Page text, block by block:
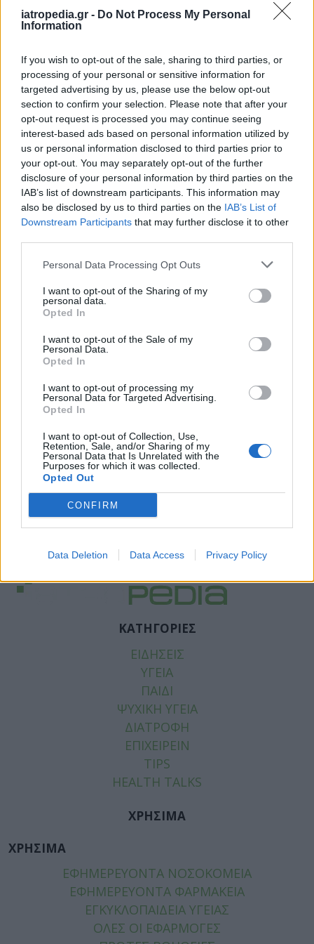
iatropedia.gr - Do Not Process My Personal
Information
If you wish to opt-out of the sale, sharing to third parties, or
processing of your personal or sensitive information for
targeted advertising by us, please use the below opt-out
section to confirm your selection. Please note that after your
opt-out request is processed you may continue seeing
interest-based ads based on personal information utilized by
us or personal information disclosed to third parties prior to
your opt-out. You may separately opt-out of the further
disclosure of your personal information by third parties on the
IAB’s list of downstream participants. This information may
also be disclosed by us to third parties on the IAB’s List of
Downstream Participants that may further disclose it to other
Personal Data Processing Opt Outs
I want to opt-out of the Sharing of my
personal data.
Opted In
I want to opt-out of the Sale of my
Personal Data.
Opted In
I want to opt-out of processing my
Personal Data for Targeted Advertising.
Opted In
I want to opt-out of Collection, Use,
Retention, Sale, and/or Sharing of my
Personal Data that Is Unrelated with the
Purposes for which it was collected.
Opted Out
CONFIRM
Data Deletion Data Access Privacy Policy
ΚΑΤΗΓΟΡΙΕΣ
ΕΙΔΗΣΕΙΣ
ΥΓΕΙΑ
ΠΑΙΔΙ
ΨΥΧΙΚΗ ΥΓΕΙΑ
ΔΙΑΤΡΟΦΗ
ΕΠΙΧΕΙΡΕΙΝ
TIPS
HEALTH TALKS
ΧΡΗΣΙΜΑ
ΧΡΗΣΙΜΑ
ΕΦΗΜΕΡΕΥΟΝΤΑ ΝΟΣΟΚΟΜΕΙΑ
ΕΦΗΜΕΡΕΥΟΝΤΑ ΦΑΡΜΑΚΕΙΑ
ΕΓΚΥΚΛΟΠΑΙΔΕΙΑ ΥΓΕΙΑΣ
ΟΛΕΣ ΟΙ ΕΦΑΡΜΟΓΕΣ